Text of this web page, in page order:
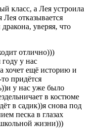
класс, а Лея устроила
отказывается
уверяя, что
отлично)))
году у нас
хочет ещё историю и
придётся
у нас уже было
в костюме
в садик))я снова под
песка в глазах
жизни)))